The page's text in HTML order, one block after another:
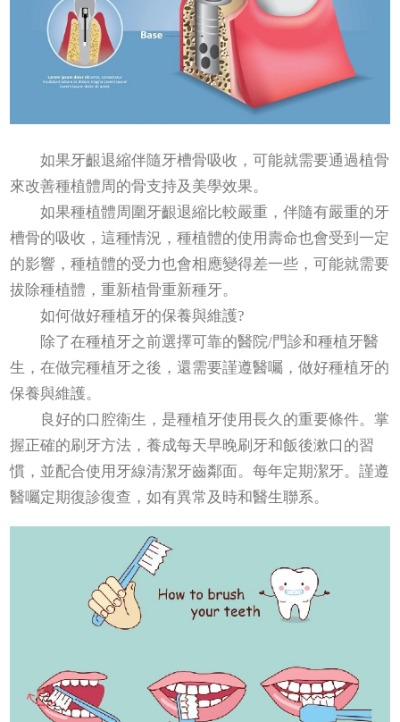
如果牙齦退縮伴隨牙槽骨吸收，可能就需要通過植骨
來改善種植體周的骨支持及美學效果。
如果種植體周圍牙齦退縮比較嚴重，伴隨有嚴重的牙
槽骨的吸收，這種情況，種植體的使用壽命也會受到一定
的影響，種植體的受力也會相應變得差一些，可能就需要
拔除種植體，重新植骨重新種牙。
如何做好種植牙的保養與維護?
除了在種植牙之前選擇可靠的醫院/門診和種植牙醫
生，在做完種植牙之後，還需要謹遵醫囑，做好種植牙的
保養與維護。
良好的口腔衛生，是種植牙使用長久的重要條件。掌
握正確的刷牙方法，養成每天早晚刷牙和飯後漱口的習
慣，並配合使用牙線清潔牙齒鄰面。每年定期潔牙。謹遵
醫囑定期復診復查，如有異常及時和醫生聯系。